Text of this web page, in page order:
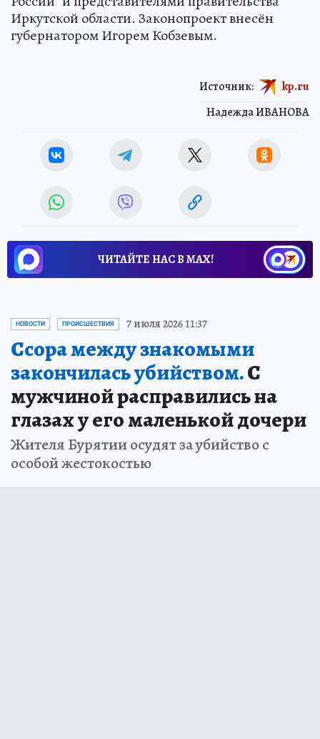
Иркутской области. Законопроект внесён
губернатором Игорем Кобзевым.
Надежда ИВАНОВА
Источник: kp.ru
ЧИТАЙТЕ НАС В МАХ!
НОВОСТИ ПРОИСШЕСТВИЯ 7 июля 2026 11:37
Ссора между знакомыми
закончилась убийством.С
мужчиной расправились на
глазах у его маленькой дочери
Жителя Бурятии осудят за убийство с
особой жестокостью